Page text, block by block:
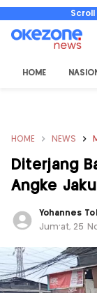
HOME
HOME NEWS
Diterjang
Angke
Yohannes
Jum'at, 25